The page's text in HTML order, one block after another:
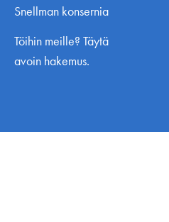
Snellman konsernia
Töihin meille? Täytä
avoin hakemus.